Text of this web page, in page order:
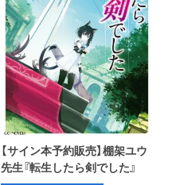
【サイン本予約販売】棚架ユウ
先生『転生したら剣でした』